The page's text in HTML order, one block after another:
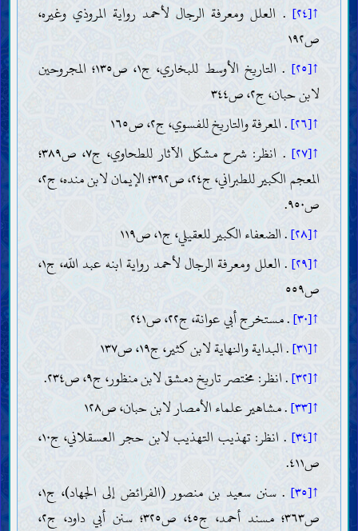
↑[٢٤]
. العلل ومعرفة الرجال لأحمد رواية المروذي وغيره،
ص١٩٢
↑[٢٥]
. التاريخ الأوسط للبخاري، ج١، ص١٣٥؛ المجروحين
لابن حبان، ج٢، ص٣٤٤
↑[٢٦]
. المعرفة والتاريخ للفسوي، ج٢، ص١٦٥
↑[٢٧]
. انظر: شرح مشكل الآثار للطحاوي، ج٧، ص٣٨٩؛
المعجم الكبير للطبراني، ج٢٤، ص٣٩٢؛ الإيمان لابن منده، ج٢،
ص٩٥٠.
↑[٢٨]
. الضعفاء الكبير للعقيلي، ج١، ص١١٩
↑[٢٩]
. العلل ومعرفة الرجال لأحمد رواية ابنه عبد اللّه، ج١،
ص٥٥٩
↑[٣٠] . مستخرج أبي عوانة، ج٢٢، ص٢٤١
↑[٣١] . البداية والنهاية لابن كثير، ج١٩، ص١٣٧
↑[٣٢]
. انظر: مختصر تاريخ دمشق لابن منظور، ج٩، ص٢٣٤.
↑[٣٣]
. مشاهير علماء الأمصار لابن حبان، ص١٢٨
↑[٣٤]
. انظر: تهذيب التهذيب لابن حجر العسقلاني، ج١٠،
ص٤١١.
↑[٣٥]
. سنن سعيد بن منصور (الفرائض إلى الجهاد)، ج١،
ص٣٦٣؛ مسند أحمد، ج٤٥، ص٣٢٥؛ سنن أبي داود، ج٢،